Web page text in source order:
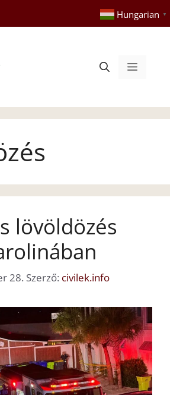
Hungarian ▼
Menü
lövöldözés
28. Szerző: civilek.info